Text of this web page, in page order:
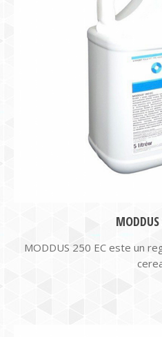
MODDUS
MODDUS 250 EC este un